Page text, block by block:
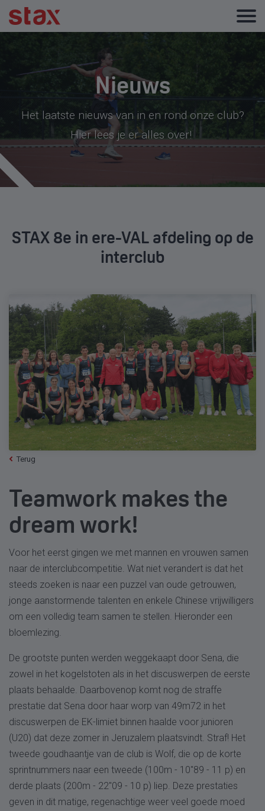
Nieuws
Het laatste nieuws van in en rond onze club?
Hier lees je er alles over!
STAX 8e in ere-VAL afdeling op de
interclub
Terug
Teamwork makes the
dream work!
Voor het eerst gingen we met mannen en vrouwen samen
naar de interclubcompetitie. Wat niet verandert is dat het
steeds zoeken is naar een puzzel van oude getrouwen,
jonge aanstormende talenten en enkele Chinese vrijwilligers
om een volledig team samen te stellen. Hieronder een
bloemlezing.
De grootste punten werden weggekaapt door Sena, die
zowel in het kogelstoten als in het discuswerpen de eerste
plaats behaalde. Daarbovenop komt nog de straffe
prestatie dat Sena door haar worp van 49m72 in het
discuswerpen de EK-limiet binnen haalde voor junioren
(U20) dat deze zomer in Jeruzalem plaatsvindt. Straf! Het
tweede goudhaantje van de club is Wolf, die op de korte
sprintnummers naar een tweede (100m - 10"89 - 11 p) en
derde plaats (200m - 22"09 - 10 p) liep. Deze prestaties
geven in dit matige, regenachtige weer veel goede moed